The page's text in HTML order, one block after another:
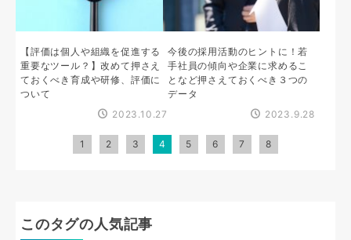
【評価は個人や組織を促進する
重要なツール？】改めて押さえ
ておくべき育成や研修、評価に
ついて
2023.10.27
今後の採用活動のヒントに！若
手社員の傾向や企業に求めるこ
となど押さえておくべき３つの
データ
2023.9.28
1 2 3 4 5 6 7 8
このタグの人気記事